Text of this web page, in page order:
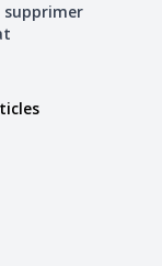
supprimer